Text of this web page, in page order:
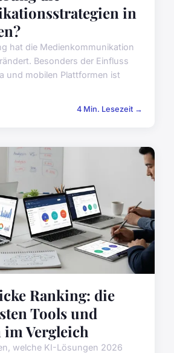
in
hat die Medienkommunikation
Besonders der Einfluss
und mobilen Plattformen ist
4 Min. Lesezeit →
Ranking: die
Tools und
im Vergleich
welche KI-Lösungen 2026